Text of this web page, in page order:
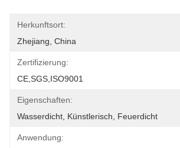
Herkunftsort:
Zhejiang, China
Zertifizierung:
CE,SGS,ISO9001
Eigenschaften:
Wasserdicht, Künstlerisch, Feuerdicht
Anwendung: